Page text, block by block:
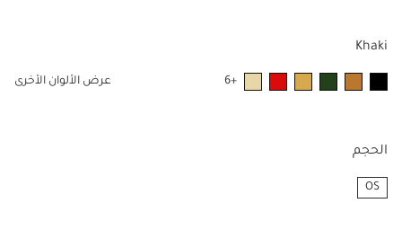
Khaki
+6 عرض الألوان الأخرى
الحجم
OS